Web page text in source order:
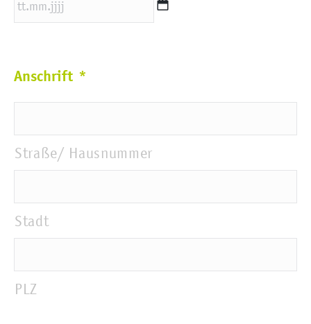
MM
Anschrift *
Straße/ Hausnummer
Stadt
PLZ